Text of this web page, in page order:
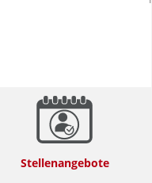
Stellenangebote